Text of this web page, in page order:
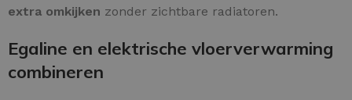
extra omkijken zonder zichtbare radiatoren.
Egaline en elektrische vloerverwarming
combineren